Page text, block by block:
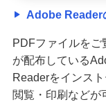
Adobe Reader
PDFファイルをご
が配布している
Readerをインス
閲覧・印刷などが